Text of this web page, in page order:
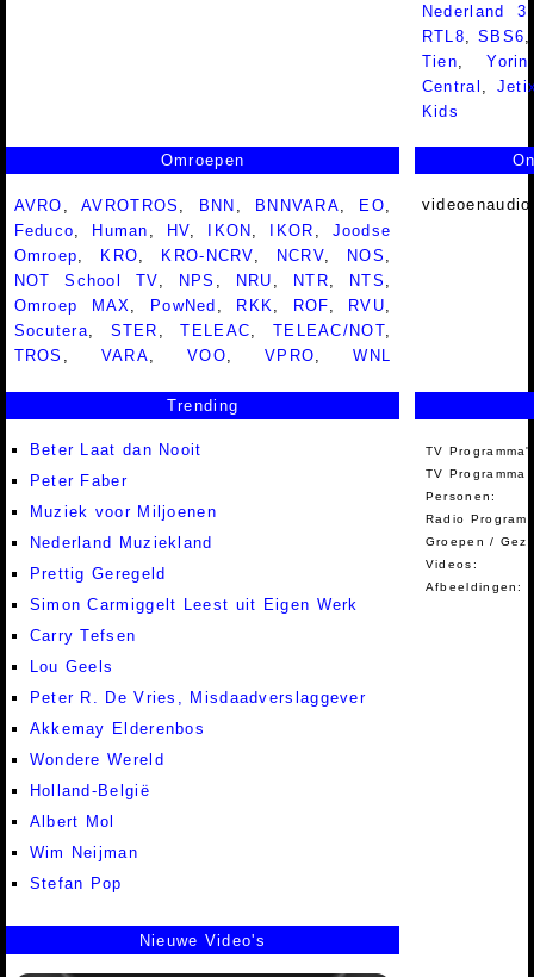
Nederland
RTL8 ,SBS6
Tien ,Yorin
Central
Kids
Omroepen
AVRO ,AVROTROS , BNN , BNNVARA, EO,
Feduco, Human , HV, IKON , IKOR , Joodse
Omroep, KRO, KRO-NCRV, NCRV, NOS ,
NOT School TV, NPS , NRU , NTR, NTS ,
Omroep MAX, PowNed , RKK, ROF, RVU,
Socutera, STER ,TELEAC, TELEAC/NOT,
TROS , VARA,VOO,VPRO,WNL
Trending
Beter Laat dan Nooit
Peter Faber
Muziek voor Miljoenen
Nederland Muziekland
Prettig Geregeld
Simon Carmiggelt Leest uit Eigen Werk
Carry Tefsen
Lou Geels
Peter R. De Vries, Misdaadverslaggever
Akkemay Elderenbos
Wondere Wereld
Holland-België
Albert Mol
Wim Neijman
Stefan Pop
TV
TV Programma
Personen:
Radio
Groepen /
Videos:
Afbeeldingen:
Nieuwe Video's